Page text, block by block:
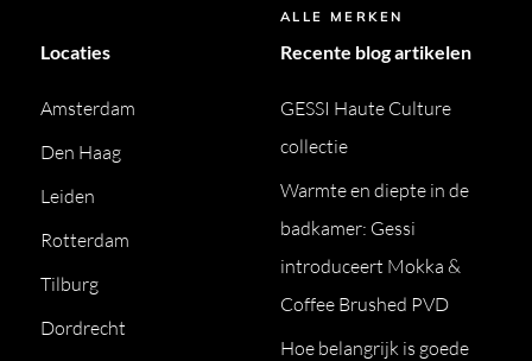
ALLE MERKEN
Locaties
Amsterdam
Den Haag
Leiden
Rotterdam
Tilburg
Dordrecht
Recente blog artikelen
GESSI Haute Culture
collectie
Warmte en diepte in de
badkamer: Gessi
introduceert Mokka &
Coffee Brushed PVD
Hoe belangrijk is goede